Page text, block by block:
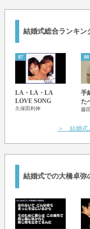
結婚式総合ランキン
87
LA・LA・LA
LOVE SONG
久保田利伸
88
手
た
藤
＞ 結婚式
結婚式での大橋卓弥